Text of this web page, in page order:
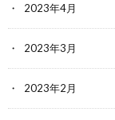
2023年4月
2023年3月
2023年2月